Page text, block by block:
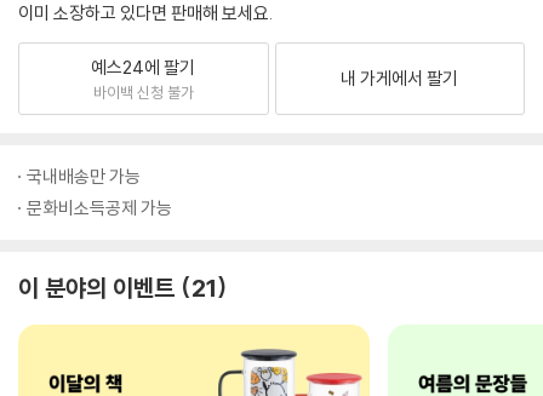
이미 소장하고 있다면 판매해 보세요.
예스24에 팔기
바이백 신청 불가
내 가게에서 팔기
국내배송만 가능
문화비소득공제 가능
이 분야의 이벤트 21